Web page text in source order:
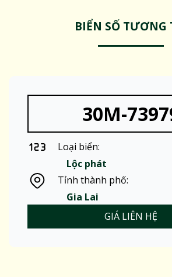
BIỂN SỐ TƯƠNG
30M-
Loại biển:
Lộc phát
Tỉnh thành phố:
Gia Lai
GIÁ LIÊN HỆ